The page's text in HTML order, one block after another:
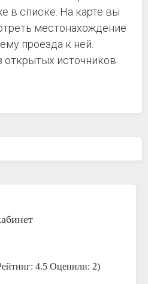
в списке. На карте вы
местонахождение
проезда к ней.
источников
4.5 Оценили: 2)